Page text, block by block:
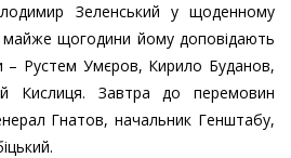
Зеленський у щоденному
майже щогодини йому доповідають
– Рустем Умєров, Кирило Буданов,
Кислиця. Завтра до перемовин
Гнатов, начальник Генштабу,